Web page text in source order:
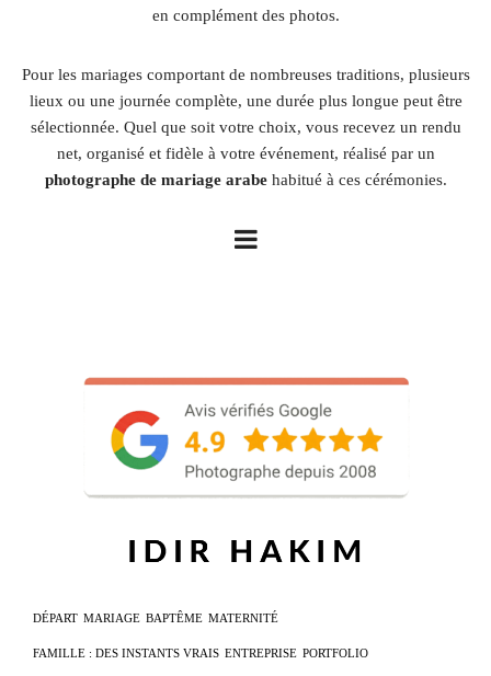
en complément des photos.
Pour les mariages comportant de nombreuses traditions, plusieurs
lieux ou une journée complète, une durée plus longue peut être
sélectionnée. Quel que soit votre choix, vous recevez un rendu
net, organisé et fidèle à votre événement, réalisé par un
photographe de mariage arabehabitué à ces cérémonies.
DÉPART MARIAGE BAPTÊME MATERNITÉ
FAMILLE : DES INSTANTS VRAIS ENTREPRISE PORTFOLIO